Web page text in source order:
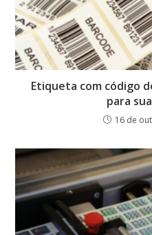
Etiqueta com código
para
16 de